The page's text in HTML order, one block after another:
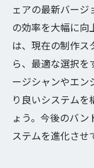
ェアの最新バー
の効率を大幅に向
は、現在の制作ス
ら、最適な選択を
ージシャンやエン
り良いシステム
ょう。今後のバ
ステムを進化させ